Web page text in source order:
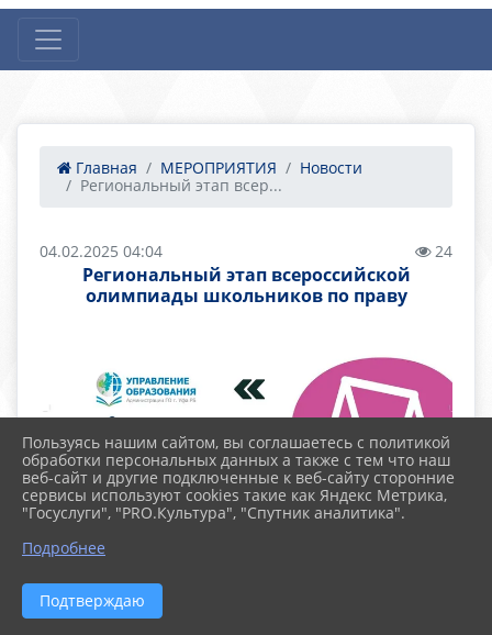
Главная МЕРОПРИЯТИЯ
Новости
Региональный этап всер...
04.02.2025 04:04 24
Региональный этап всероссийской
олимпиады школьников по праву
Пользуясь нашим сайтом, вы соглашаетесь с политикой
обработки персональных данных а также с тем что наш
веб-сайт и другие подключенные к веб-сайту сторонние
сервисы используют cookies такие как Яндекс Метрика,
"Госуслуги", "PRO.Культура", "Спутник аналитика".
Подробнее
Подтверждаю